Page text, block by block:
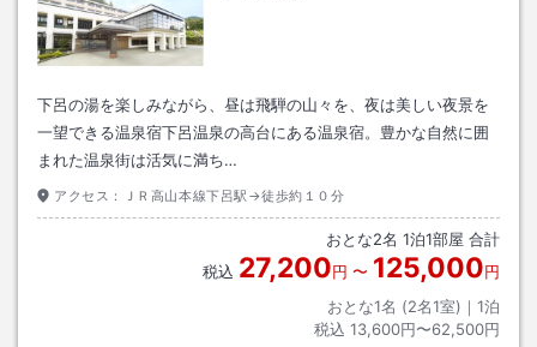
下呂の湯を楽しみながら、昼は飛騨の山々を、夜は美しい夜景を
一望できる温泉宿下呂温泉の高台にある温泉宿。豊かな自然に囲
まれた温泉街は活気に満ち…
アクセス： ＪＲ高山本線下呂駅→徒歩約１０分
おとな2名 1泊1部屋 合計
税込 27,200円 〜 125,000円
おとな1名 (2名1室)｜ 1泊
税込 13,600円〜62,500円